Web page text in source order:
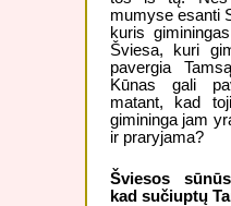
mumyse esanti
kuris
Šviesa, kuri
pavergia
Kūnas gali
matant, kad
gimininga jam
ir praryjama?
Šviesos
kad sučiuptų